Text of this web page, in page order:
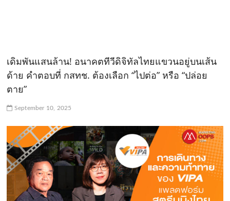
เดิมพันแสนล้าน! อนาคตทีวีดิจิทัลไทยแขวนอยู่บนเส้น
ด้าย คำตอบที่ กสทช. ต้องเลือก “ไปต่อ” หรือ “ปล่อย
ตาย”
September 10, 2025